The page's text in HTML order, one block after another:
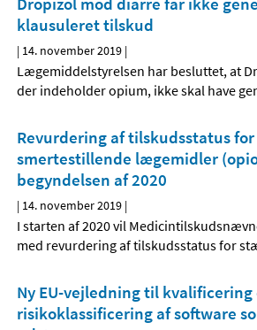
klausuleret tilskud
| 14. november 2019 |
Lægemiddelstyrelsen har besluttet, at
der indeholder opium, ikke skal have
Revurdering af tilskudsstatus
smertestillende lægemidler
begyndelsen af 2020
| 14. november 2019 |
I starten af 2020 vil
med revurdering af tilskudsstatus for
Ny EU-vejledning til kvalificering
risikoklassificering af software